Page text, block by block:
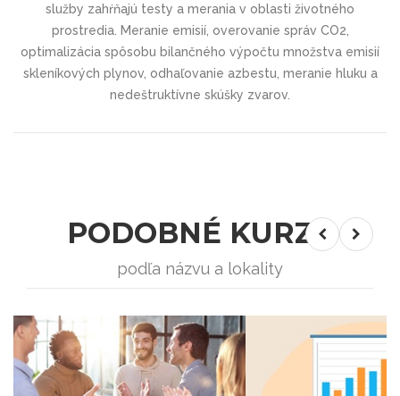
služby zahŕňajú testy a merania v oblasti životného
prostredia. Meranie emisií, overovanie správ CO2,
optimalizácia spôsobu bilančného výpočtu množstva emisií
skleníkových plynov, odhaľovanie azbestu, meranie hluku a
nedeštruktívne skúšky zvarov.
PODOBNÉ KURZY
podľa názvu a lokality